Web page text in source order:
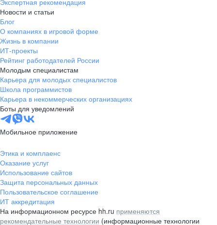
Новости и статьи
Блог
О компаниях в игровой форме
Жизнь в компании
ИТ-проекты
Рейтинг работодателей России
Молодым специалистам
Карьера для молодых специалистов
Школа программистов
Карьера в некоммерческих организациях
Боты для уведомлений
Мобильное приложение
Этика и комплаенс
Оказание услуг
Использование сайтов
Защита персональных данных
Пользовательское соглашение
ИТ аккредитация
На информационном ресурсе hh.ru применяются
рекомендательные технологии (информационные технологии